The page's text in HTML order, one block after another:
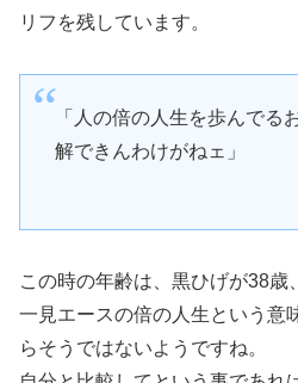
リフを残しています。
「人の倍の人生を歩んで
解できんわけがねェ」
この時の年齢は、黒ひげが38歳
一見エースの倍の人生という意
らそうではないようですね。